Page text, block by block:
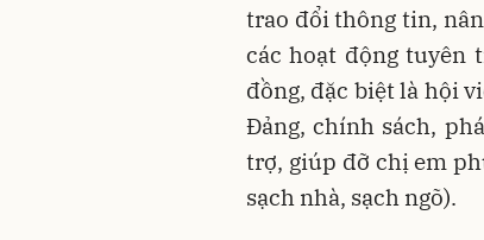
trao đổi thông tin,
các hoạt động tuyên
đồng, đặc biệt là hội
Đảng, chính sách,
trợ, giúp đỡ chị em
sạch nhà, sạch ngõ).